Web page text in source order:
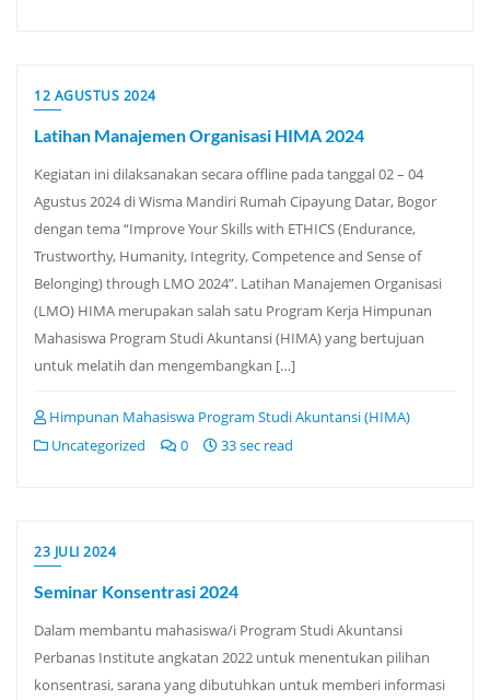
12 AGUSTUS 2024
Latihan Manajemen Organisasi HIMA 2024
Kegiatan ini dilaksanakan secara offline pada tanggal 02 – 04
Agustus 2024 di Wisma Mandiri Rumah Cipayung Datar, Bogor
dengan tema “Improve Your Skills with ETHICS (Endurance,
Trustworthy, Humanity, Integrity, Competence and Sense of
Belonging) through LMO 2024”. Latihan Manajemen Organisasi
(LMO) HIMA merupakan salah satu Program Kerja Himpunan
Mahasiswa Program Studi Akuntansi (HIMA) yang bertujuan
untuk melatih dan mengembangkan […]
Himpunan Mahasiswa Program Studi Akuntansi (HIMA)
Uncategorized
0 33 sec read
23 JULI 2024
Seminar Konsentrasi 2024
Dalam membantu mahasiswa/i Program Studi Akuntansi
Perbanas Institute angkatan 2022 untuk menentukan pilihan
konsentrasi, sarana yang dibutuhkan untuk memberi informasi